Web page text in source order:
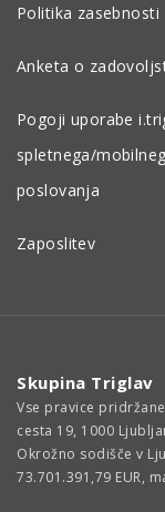
Politika zasebnosti
Anketa o
Pogoji uporabe
spletnega/
poslovanja
Zaposlitev
Skupina Triglav
Vse pravice
cesta 19, 1000
Okrožno sodišče v
73.701.391,79 EUR,